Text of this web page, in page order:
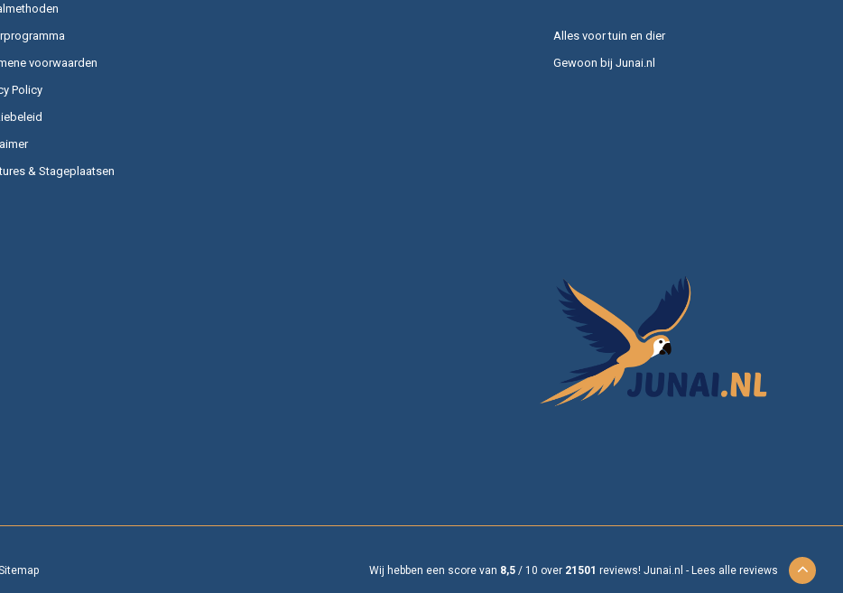
voorwaarden
Policy
& Stageplaatsen
Alles voor tuin en dier
Gewoon bij Junai.nl
Wij hebben een score van 8,5 / 10 over 21501 reviews! Junai.nl - Lees alle reviews